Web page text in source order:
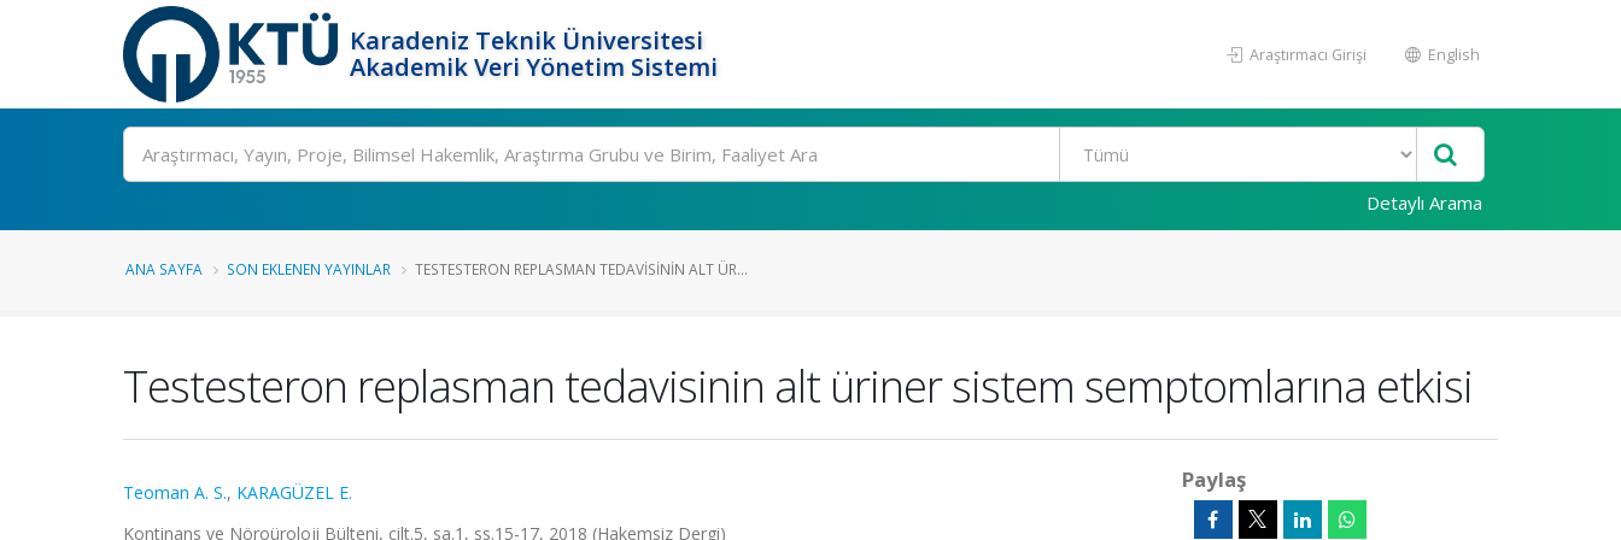
Karadeniz Teknik Üniversitesi
Akademik Veri Yönetim Sistemi
Araştırmacı Girişi English
Ara
Detaylı Arama
ANA SAYFA SON EKLENEN YAYINLAR TESTESTERON REPLASMAN TEDAVISININ ALT ÜR...
Testesteron replasman tedavisinin alt üriner sistem semptomlarına etkisi
Teoman A. S., KARAGÜZEL E.
Kontinans ve Nöroüroloji Bülteni, cilt.5, sa.1, ss.15-17, 2018 (Hakemsiz Dergi)
Paylaş